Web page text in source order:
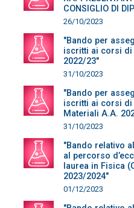
CONSIGLIO DI
26/10/2023
"Bando per
iscritti ai corsi di
2022/23"
31/10/2023
"Bando per
iscritti ai corsi di
Materiali A.A.
31/10/2023
"Bando relativo
al percorso
laurea in Fisica
2023/2024"
01/12/2023